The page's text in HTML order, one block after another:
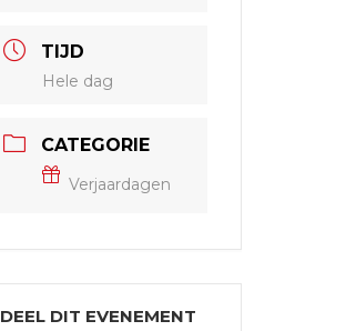
TIJD
Hele dag
CATEGORIE
Verjaardagen
DEEL DIT EVENEMENT